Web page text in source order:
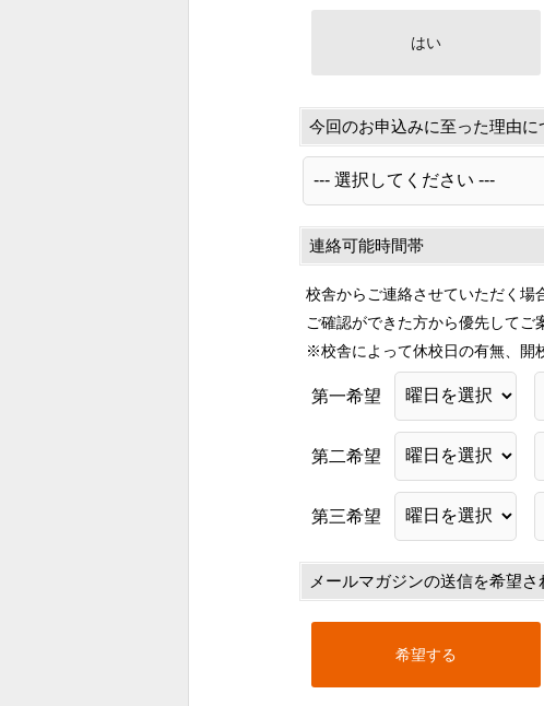
はい
今回のお申込みに至った理由
連絡可能時間帯
校舎からご連絡させていただく場
ご確認ができた方から優先して
※校舎によって休校日の有無、開
第一希望
第二希望
第三希望
メールマガジンの送信を希望さ
希望する